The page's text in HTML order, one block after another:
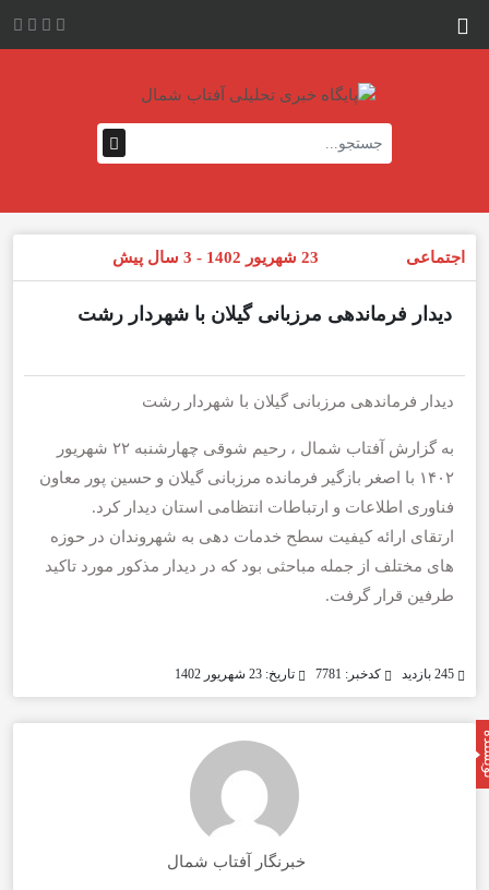
اجتماعی 23 شهریور 1402 - 3 سال پیش
دیدار فرماندهی مرزبانی گیلان با شهردار رشت
دیدار فرماندهی مرزبانی گیلان با شهردار رشت
به گزارش آفتاب شمال ، رحیم شوقی چهارشنبه ۲۲ شهریور
۱۴۰۲ با اصغر بازگیر فرمانده مرزبانی گیلان و حسین پور معاون
فناوری اطلاعات و ارتباطات انتظامی استان دیدار کرد.
ارتقای ارائه کیفیت سطح خدمات دهی به شهروندان در حوزه
های مختلف از جمله مباحثی بود که در دیدار مذکور مورد تاکید
طرفین قرار گرفت.
کدخبر: 7781 تاریخ: 23 شهریور 1402
خبرنگار آفتاب شمال